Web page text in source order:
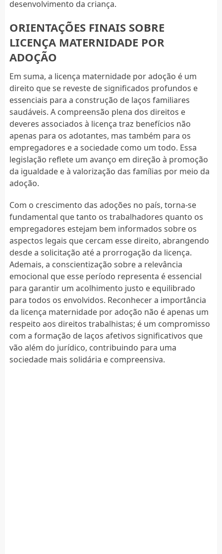
desenvolvimento da criança.
ORIENTAÇÕES FINAIS SOBRE
LICENÇA MATERNIDADE POR
ADOÇÃO
Em suma, a licença maternidade por adoção é um
direito que se reveste de significados profundos e
essenciais para a construção de laços familiares
saudáveis. A compreensão plena dos direitos e
deveres associados à licença traz benefícios não
apenas para os adotantes, mas também para os
empregadores e a sociedade como um todo. Essa
legislação reflete um avanço em direção à promoção
da igualdade e à valorização das famílias por meio da
adoção.
Com o crescimento das adoções no país, torna-se
fundamental que tanto os trabalhadores quanto os
empregadores estejam bem informados sobre os
aspectos legais que cercam esse direito, abrangendo
desde a solicitação até a prorrogação da licença.
Ademais, a conscientização sobre a relevância
emocional que esse período representa é essencial
para garantir um acolhimento justo e equilibrado
para todos os envolvidos. Reconhecer a importância
da licença maternidade por adoção não é apenas um
respeito aos direitos trabalhistas; é um compromisso
com a formação de laços afetivos significativos que
vão além do jurídico, contribuindo para uma
sociedade mais solidária e compreensiva.